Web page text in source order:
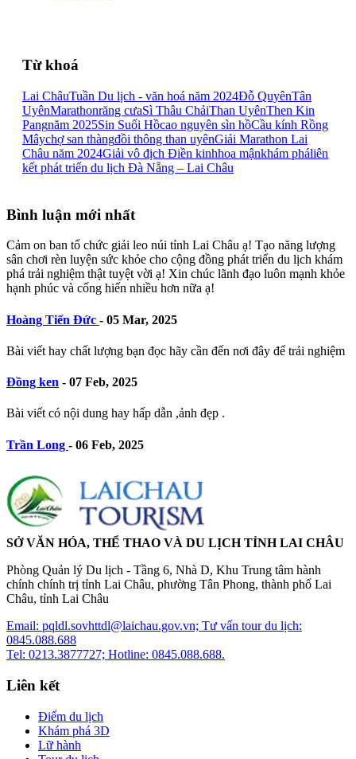
Từ khoá
Lai ChâuTuần Du lịch - văn hoá năm 2024Đỗ QuyênTân
UyênMarathonrăng cưaSì Thâu ChảiThan UyênThen Kin
Pangnăm 2025Sin Suối Hồcao nguyên sìn hồCầu kính Rồng
Mâychợ san thàngđồi thông than uyênGiải Marathon Lai
Châu năm 2024Giải vô địch Điền kinhhoa mậnkhám pháliên
kết phát triển du lịch Đà Nẵng – Lai Châu
Bình luận mới nhất
Cảm on ban tổ chức giải leo núi tỉnh Lai Châu ạ! Tạo năng lượng
sân chơi rèn luyện sức khỏe cho cộng đồng phát triển du lịch khám
phá trải nghiệm thật tuyệt vời ạ! Xin chúc lãnh đạo luôn mạnh khỏe
hạnh phúc và cống hiến nhiều hơn nữa ạ!
Hoàng Tiến Đức - 05 Mar, 2025
Bài viết hay chất lượng bạn đọc hãy cần đến nơi đây để trải nghiệm
Đồng ken - 07 Feb, 2025
Bài viết có nội dung hay hấp dẫn ,ảnh đẹp .
Trần Long - 06 Feb, 2025
SỞ VĂN HÓA, THỂ THAO VÀ DU LỊCH TỈNH LAI CHÂU
Phòng Quản lý Du lịch - Tầng 6, Nhà D, Khu Trung tâm hành
chính chính trị tỉnh Lai Châu, phường Tân Phong, thành phố Lai
Châu, tỉnh Lai Châu
Email: pqldl.sovhttdl@laichau.gov.vn; Tư vấn tour du lịch:
0845.088.688
Tel: 0213.3877727; Hotline: 0845.088.688.
Liên kết
Điểm du lịch
Khám phá 3D
Lữ hành